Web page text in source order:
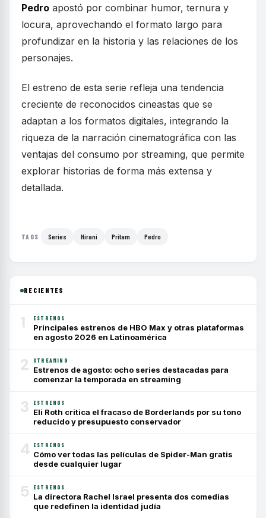
Pedro apostó por combinar humor, ternura y
locura, aprovechando el formato largo para
profundizar en la historia y las relaciones de los
personajes.
El estreno de esta serie refleja una tendencia
creciente de reconocidos cineastas que se
adaptan a los formatos digitales, integrando la
riqueza de la narración cinematográfica con las
ventajas del consumo por streaming, que permite
explorar historias de forma más extensa y
detallada.
TAGS Series Hirani Pritam Pedro
RECIENTES
1 ESTRENOS
Principales estrenos de HBO Max y otras plataformas
en agosto 2026 en Latinoamérica
2 STREAMING
Estrenos de agosto: ocho series destacadas para
comenzar la temporada en streaming
3 ESTRENOS
Eli Roth critica el fracaso de Borderlands por su tono
reducido y presupuesto conservador
4 ESTRENOS
Cómo ver todas las películas de Spider-Man gratis
desde cualquier lugar
5 ESTRENOS
La directora Rachel Israel presenta dos comedias
que redefinen la identidad judía